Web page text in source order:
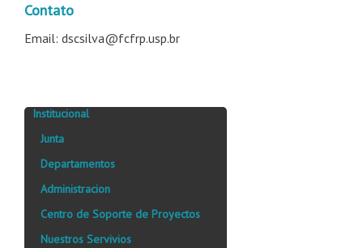
Contato
Email: dscsilva@fcfrp.usp.br
Institucional
Junta
Departamentos
Administracion
Centro de Soporte de Proyectos
Nuestros Servivios